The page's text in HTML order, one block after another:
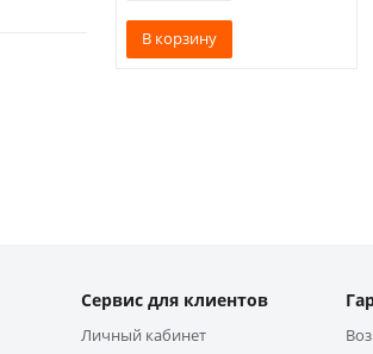
В корзину
Сервис для клиентов
Личный кабинет